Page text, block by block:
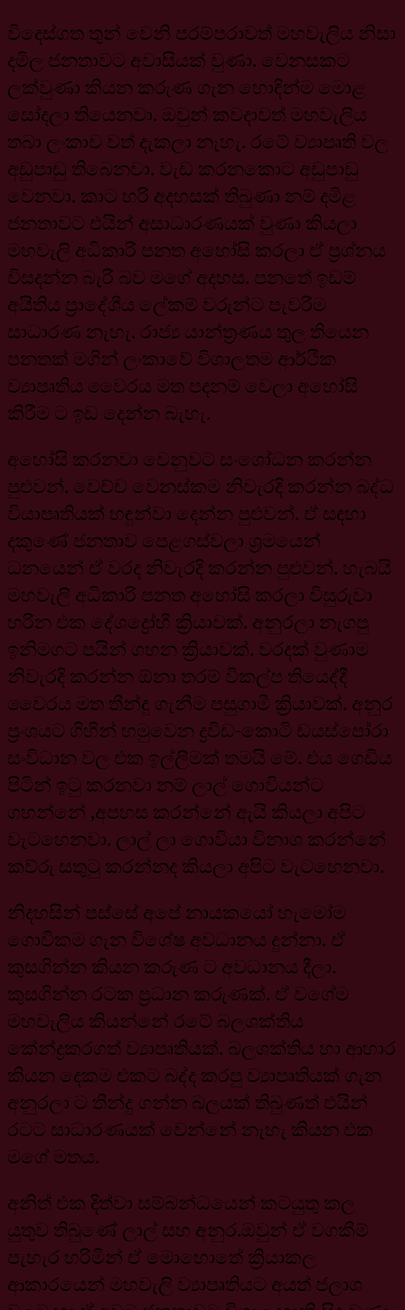
විදෙස්ගත තුන් වෙනි පරම්පරාවත් මහවැලිය නිසා
දමිල ජනතාවට අවාසියක් වුණා. වෙනසකට
ලක්වුණා කියන කරුණ ගැන හොඳින්ම මොළ
සෝදලා තියෙනවා. ඔවුන් කවදාවත් මහවැලිය
තබා ලංකාව වත් දැකලා නැහැ. රටේ ව්‍යාපෘති වල
අඩුපාඩු තිබෙනවා. වැඩ කරනකොට අඩුපාඩු
වෙනවා. කාට හරි අදහසක් තිබුණා නම් දමිළ
ජනතාවට එයින් අසාධාරණයක් වුණා කියලා
මහවැලි අධිකාරි පනත අහෝසි කරලා ඒ ප්‍රශ්නය
විසදන්න බැරි බව මගේ අදහස. පනතේ ඉඩම්
අයිතිය ප්‍රාදේශීය ලේකම් වරුන්ට පැවරීම
සාධාරණ නැහැ. රාජ්‍ය යාන්ත්‍රණය තුල තියෙන
පනතක් මගින් ලංකාවේ විශාලතම ආර්ථික
ව්‍යාපෘතිය වෛරය මත පදනම් වෙලා අහෝසි
කිරීම ට ඉඩ දෙන්න බැහැ.
අහෝසි කරනවා වෙනුවට සංශෝධන කරන්න
පුළුවන්. වෙච්ච වෙනස්කම නිවැරදි කරන්න බද්ධ
වියාපෘතියක් හඳුන්වා දෙන්න පුළුවන්. ඒ සඳහා
දකුණේ ජනතාව පෙළගස්වලා ශ්‍රමයෙන්
ධනයෙන් ඒ වරද නිවැරදි කරන්න පුළුවන්. හැබයි
මහවැලි අධිකාරි පනත අහෝසි කරලා විසුරුවා
හරින එක දේශද්‍රෝහී ක්‍රියාවක්. අනුරලා නැගපු
ඉනිමගට පයින් ගහන ක්‍රියාවක්. වරදක් වුණාම
නිවැරදි කරන්න ඕනා තරම් විකල්ප තියෙද්දී
වෛරය මත තීන්දු ගැනීම පසුගාමී ක්‍රියාවක්. අනුර
ප්‍රංශයට ගිහින් හමුවෙන ද්‍රවිඩ-කොටි ඩයස්පෝරා
සංවිධාන වල එක ඉල්ලීමක් තමයි මේ. එය ගෙඩිය
පිටින් ඉටු කරනවා නම් ලාල් ගොවියන්ට
ගහන්නේ ,අපහස කරන්නේ ඇයි කියලා අපිට
වැටහෙනවා. ලාල් ලා ගොවියා විනාශ කරන්නේ
කව්රු සතුටු කරන්නද කියලා අපිට වැටහෙනවා.
නිදහසින් පස්සේ අපේ නායකයෝ හැමෝම
ගොවිකම ගැන විශේෂ අවධානය දුන්නා. ඒ
කුසගින්න කියන කරුණ ට අවධානය දීලා.
කුසගින්න රටක ප්‍රධාන කරුණක්. ඒ වගේම
මහවැලිය කියන්නේ රටේ බලශක්තිය
කේන්ද්‍රකරගත් ව්‍යාපෘතියක්. බලශක්තිය හා ආහාර
කියන දෙකම එකට බද්ද කරපු ව්‍යාපෘතියක් ගැන
අනුරලා ට තීන්දු ගන්න බලයක් තිබුණත් එයින්
රටට සාධාරණයක් වෙන්නේ නැහැ කියන එක
මගේ මතය.
අනිත් එක දිත්වා සම්බන්ධයෙන් කටයුතු කල
යුතුව තිබුණේ ලාල් සහ අනුර.ඔවුන් ඒ වගකීම්
පැහැර හරිමින් ඒ මොහොතේ ක්‍රියාකල
ආකාරයෙන් මහවැලි ව්‍යාපෘතියට අයත් ජලාශ